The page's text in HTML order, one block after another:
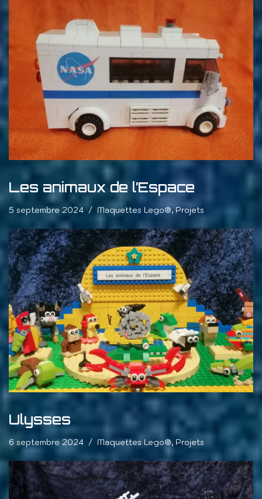
Les animaux de l’Espace
5 septembre 2024 Maquettes Lego®,Projets
Ulysses
6 septembre 2024 Maquettes Lego®, Projets